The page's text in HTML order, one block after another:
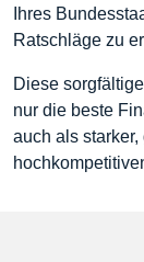
Ihres
Ratschläge zu
Diese
nur die beste
auch als